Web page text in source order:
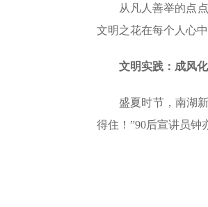
从凡人善举的点
文明之花在每个人心
文明实践：成风
盛夏时节，南湖
得住！”90后宣讲员钟